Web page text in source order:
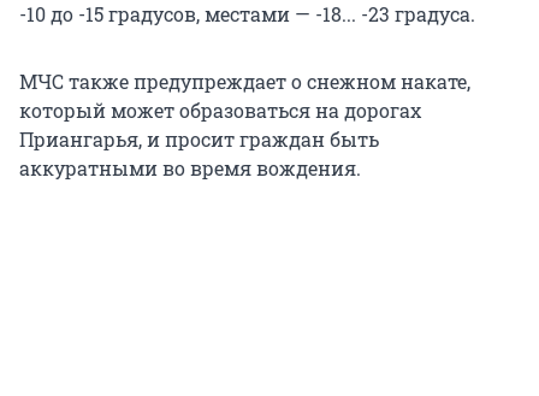
-10 до -15 градусов, местами — -18... -23 градуса.
МЧС также предупреждает о снежном накате,
который может образоваться на дорогах
Приангарья, и просит граждан быть
аккуратными во время вождения.